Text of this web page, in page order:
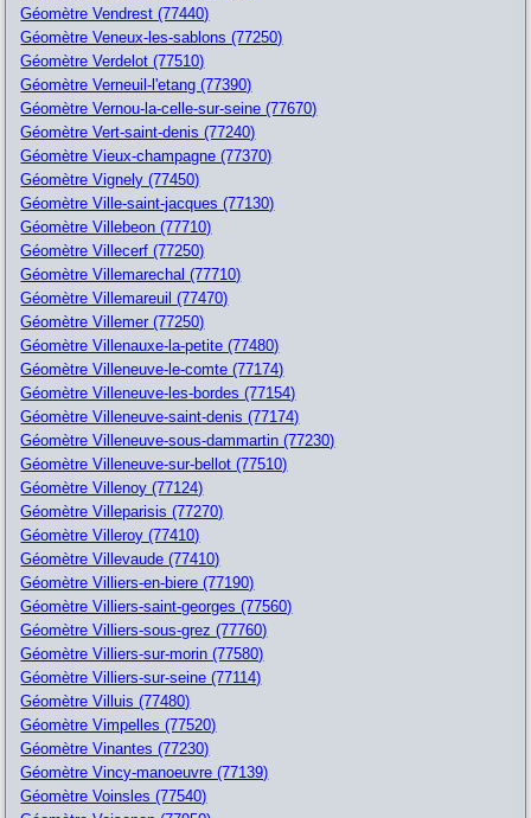
Géomètre Vendrest (77440)
Géomètre Veneux-les-sablons (77250)
Géomètre Verdelot (77510)
Géomètre Verneuil-l'etang (77390)
Géomètre Vernou-la-celle-sur-seine (77670)
Géomètre Vert-saint-denis (77240)
Géomètre Vieux-champagne (77370)
Géomètre Vignely (77450)
Géomètre Ville-saint-jacques (77130)
Géomètre Villebeon (77710)
Géomètre Villecerf (77250)
Géomètre Villemarechal (77710)
Géomètre Villemareuil (77470)
Géomètre Villemer (77250)
Géomètre Villenauxe-la-petite (77480)
Géomètre Villeneuve-le-comte (77174)
Géomètre Villeneuve-les-bordes (77154)
Géomètre Villeneuve-saint-denis (77174)
Géomètre Villeneuve-sous-dammartin (77230)
Géomètre Villeneuve-sur-bellot (77510)
Géomètre Villenoy (77124)
Géomètre Villeparisis (77270)
Géomètre Villeroy (77410)
Géomètre Villevaude (77410)
Géomètre Villiers-en-biere (77190)
Géomètre Villiers-saint-georges (77560)
Géomètre Villiers-sous-grez (77760)
Géomètre Villiers-sur-morin (77580)
Géomètre Villiers-sur-seine (77114)
Géomètre Villuis (77480)
Géomètre Vimpelles (77520)
Géomètre Vinantes (77230)
Géomètre Vincy-manoeuvre (77139)
Géomètre Voinsles (77540)